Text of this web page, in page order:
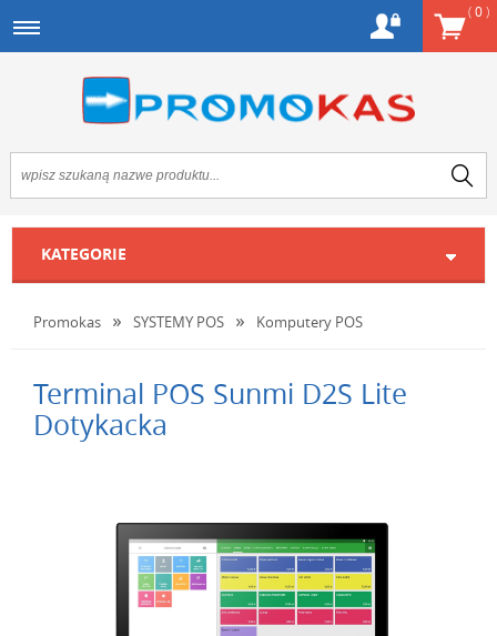
(0)
KATEGORIE
Promokas SYSTEMY POS Komputery POS
Terminal POS Sunmi D2S Lite
Dotykacka